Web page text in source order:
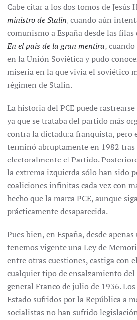
Cabe citar a los dos tomos de Jesús
ministro de Stalin, cuando aún
comunismo a España desde las
En el país de la gran mentira,
en la Unión Soviética y pudo
miseria en la que vivía el soviético
régimen de Stalin.
La historia del PCE puede
ya que se trataba del partido más
contra la dictadura franquista, pero
terminó abruptamente en 1982
electoralmente el Partido.
la extrema izquierda sólo han sido
coaliciones infinitas cada vez con
hecho que la marca PCE, aunque
prácticamente desaparecida.
Pues bien, en España, desde
tenemos vigente una Ley de
entre otras cuestiones, castiga con
cualquier tipo de ensalzamiento del
general Franco de julio de 1936.
Estado sufridos por la República a
socialistas no han sufrido